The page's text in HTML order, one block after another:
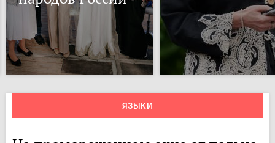
ЯЗЫКИ